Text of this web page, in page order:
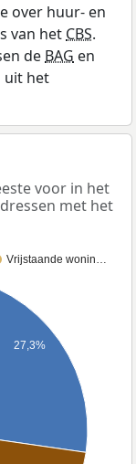
over huur- en
van het CBS.
de BAG en
uit het
voor in het
met het
Vrijstaande wonin…
27,3%